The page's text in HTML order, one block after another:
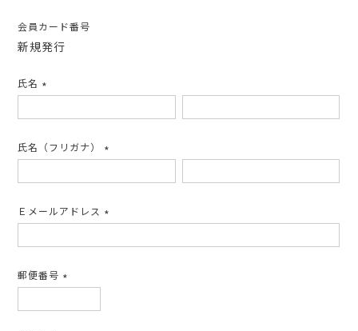
会員カード番号
新規発行
氏名
須)
氏名（フリガナ）
須)
Ｅメールアドレス
須)
郵便番号
須)